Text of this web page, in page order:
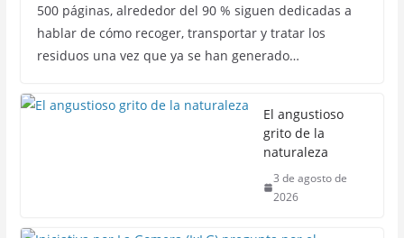
500 páginas, alrededor del 90 % siguen dedicadas a
hablar de cómo recoger, transportar y tratar los
residuos una vez que ya se han generado…
El angustioso
grito de la
naturaleza
3 de agosto de
2026